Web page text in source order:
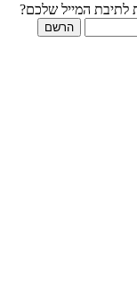
לתיבת המייל שלכם?